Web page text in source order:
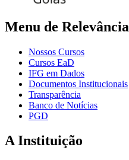
Menu de Relevância
Nossos Cursos
Cursos EaD
IFG em Dados
Documentos Institucionais
Transparência
Banco de Notícias
PGD
A Instituição